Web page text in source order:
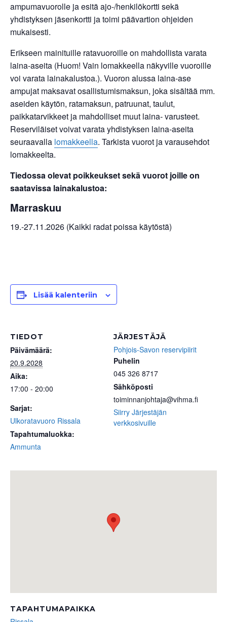
ampumavuorolle ja esitä ajo-/henkilökortti sekä
yhdistyksen jäsenkortti ja toimi päävartion ohjeiden
mukaisesti.
Erikseen mainituille ratavuoroille on mahdollista varata
laina-aseita (Huom! Vain lomakkeella näkyville vuoroille
voi varata lainakalustoa.). Vuoron alussa laina-ase
ampujat maksavat osallistumismaksun, joka sisältää mm.
aseiden käytön, ratamaksun, patruunat, taulut,
paikkatarvikkeet ja mahdolliset muut laina- varusteet.
Reserviläiset voivat varata yhdistyksen laina-aseita
seuraavalla lomakkeella. Tarkista vuorot ja varausehdot
lomakkeelta.
Tiedossa olevat poikkeukset sekä vuorot joille on
saatavissa lainakalustoa:
Marraskuu
19.-27.11.2026 (Kaikki radat poissa käytöstä)
Lisää kalenteriin
TIEDOT
Päivämäärä:
20.9.2028
Aika:
17:00 - 20:00
Sarjat:
Ulkoratavuoro Rissala
Tapahtumaluokka:
Ammunta
JÄRJESTÄJÄ
Pohjois-Savon reservipiirit
Puhelin
045 326 8717
Sähköposti
toiminnanjohtaja@vihma.fi
Siirry Järjestäjän
verkkosivuille
TAPAHTUMAPAIKKA